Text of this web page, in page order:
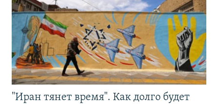
"Иран тянет время". Как долго будет